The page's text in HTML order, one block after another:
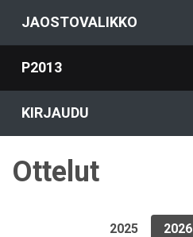
JAOSTOVALIKKO
P2013
KIRJAUDU
Ottelut
2025 2026